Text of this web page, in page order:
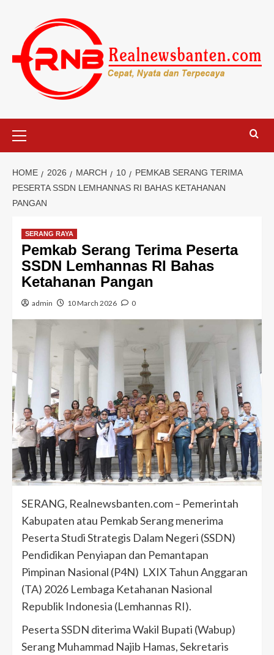
content
Menu
HOME 2026 MARCH 10
PEMKAB SERANG TERIMA
PESERTA SSDN LEMHANNAS RI BAHAS KETAHANAN
PANGAN
SERANG RAYA
Pemkab Serang Terima Peserta
SSDN Lemhannas RI Bahas
Ketahanan Pangan
admin 10 March 2026 0
SERANG, Realnewsbanten.com – Pemerintah
Kabupaten atau Pemkab Serang menerima
Peserta Studi Strategis Dalam Negeri (SSDN)
Pendidikan Penyiapan dan Pemantapan
Pimpinan Nasional (P4N) LXIX Tahun Anggaran
(TA) 2026 Lembaga Ketahanan Nasional
Republik Indonesia (Lemhannas RI).
Peserta SSDN diterima Wakil Bupati (Wabup)
Serang Muhammad Najib Hamas, Sekretaris